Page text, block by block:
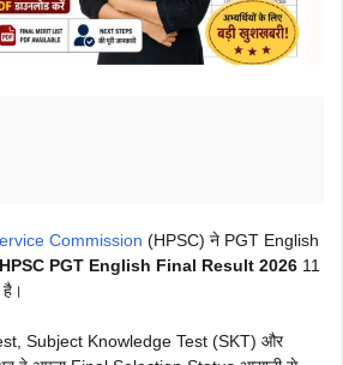
Commission (HPSC) ने PGT English
HPSC PGT English Final Result 2026 11
है।
Subject Knowledge Test (SKT) और